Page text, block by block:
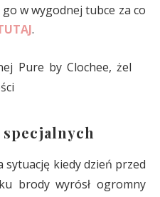
w wygodnej tubce za co
.
specjalnych
sytuację kiedy dzień przed
brody wyrósł ogromny